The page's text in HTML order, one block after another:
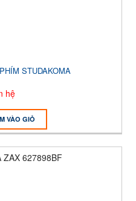
STUDAKOMA
hệ
VÀO GIỎ